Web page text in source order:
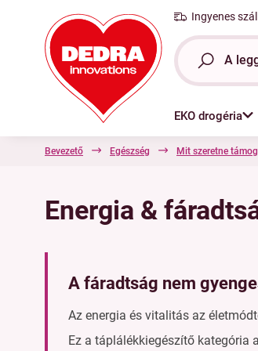
Ingyenes
EKO drogéria
Bevezető Egészség Mit szeretne
Energia &
A fáradtság nem
Az energia és vitalitás az
Ez a táplálékkiegészítő kategória